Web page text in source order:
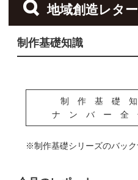
地域創造レタ
制作基礎知識
制作基礎
ナンバー全
※制作基礎シリーズのバック